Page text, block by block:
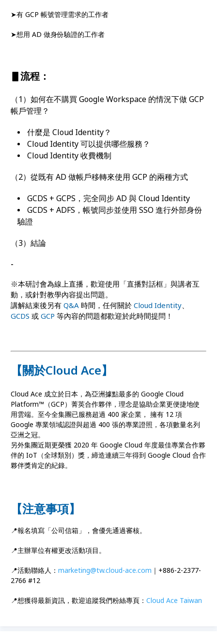
➤有 GCP 帳號管理需求的工作者
➤想用 AD 做身份驗證的工作者
▋流程：
（1）如何在不購買 Google Workspace 的情況下做 GCP
帳戶管理？
什麼是 Cloud Identity？
Cloud Identity 可以提供哪些服務？
Cloud Identity 收費機制
（2）從既有 AD 做帳戶移轉來使用 GCP 的兩種方式
GCDS + GCPS，完全同步 AD 與 Cloud Identity
GCDS + ADFS，帳號同步並使用 SSO 進行外部身份
驗證
（3）結論
-
※本研討會為線上直播，歡迎使用「直播對話框」與講者互
動，或針對教學內容提出問題。
講解結束後另有 Q&A 時間，任何關於Cloud Identity、
GCDS或GCP 等內容的問題都歡迎於此時間提問！
【關於Cloud Ace】
Cloud Ace 成立於日本，為亞洲據點最多的 Google Cloud
Platform™（GCP）菁英合作夥伴，理念是協助企業更便捷地使
用雲端。至今全集團已服務超過 400 家企業， 擁有 12 項
Google 專業領域認證與超過 400 張的專業證照，各項數量名列
亞洲之冠。
另外集團近期更榮獲 2020 年 Google Cloud 年度最佳專業合作夥
伴的 IoT（全球類別）獎，締造連續三年得到 Google Cloud 合作
夥伴獎肯定的紀錄。
【注意事項】
📍報名填寫「公司信箱」，會優先通過審核。
📍主辦單位有權更改活動項目。
📍活動聯絡人：marketing@tw.cloud-ace.com ｜+886-2-2377-
2766 #12
📍想獲得最新資訊，歡迎追蹤我們粉絲專頁：Cloud Ace Taiwan